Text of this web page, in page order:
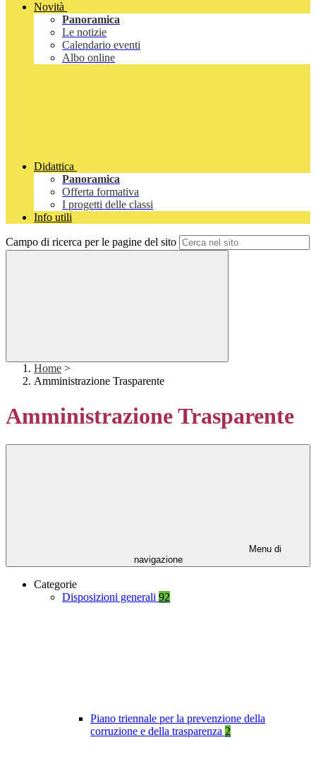
Novità
Panoramica
Le notizie
Calendario eventi
Albo online
Didattica
Panoramica
Offerta formativa
I progetti delle classi
Info utili
Campo di ricerca per le pagine del sito
Home >
Amministrazione Trasparente
Amministrazione Trasparente
Menu di
navigazione
Categorie
Disposizioni generali 92
Piano triennale per la prevenzione della
corruzione e della trasparenza 2